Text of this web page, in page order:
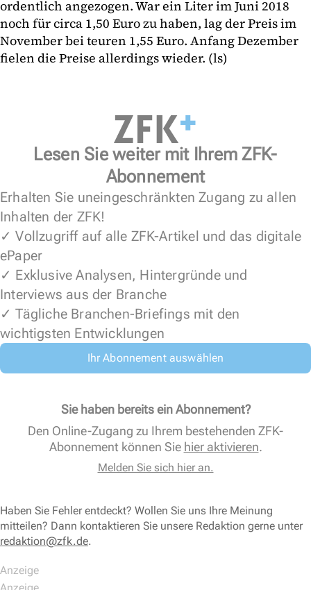
ordentlich angezogen. War ein Liter im Juni 2018
noch für circa 1,50 Euro zu haben, lag der Preis im
November bei teuren 1,55 Euro. Anfang Dezember
fielen die Preise allerdings wieder. (ls)
Lesen Sie weiter mit Ihrem ZFK-
Abonnement
Erhalten Sie uneingeschränkten Zugang zu allen
Inhalten der ZFK!
✓ Vollzugriff auf alle ZFK-Artikel und das digitale
ePaper
✓ Exklusive Analysen, Hintergründe und
Interviews aus der Branche
✓ Tägliche Branchen-Briefings mit den
wichtigsten Entwicklungen
Ihr Abonnement auswählen
Sie haben bereits ein Abonnement?
Den Online-Zugang zu Ihrem bestehenden ZFK-
Abonnement können Sie hier aktivieren.
Melden Sie sich hier an.
Haben Sie Fehler entdeckt? Wollen Sie uns Ihre Meinung
mitteilen? Dann kontaktieren Sie unsere Redaktion gerne unter
redaktion@zfk.de.